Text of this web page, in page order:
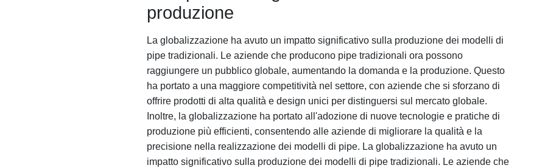
produzione
La globalizzazione ha avuto un impatto significativo sulla produzione dei modelli di
pipe tradizionali. Le aziende che producono pipe tradizionali ora possono
raggiungere un pubblico globale, aumentando la domanda e la produzione. Questo
ha portato a una maggiore competitività nel settore, con aziende che si sforzano di
offrire prodotti di alta qualità e design unici per distinguersi sul mercato globale.
Inoltre, la globalizzazione ha portato all'adozione di nuove tecnologie e pratiche di
produzione più efficienti, consentendo alle aziende di migliorare la qualità e la
precisione nella realizzazione dei modelli di pipe. La globalizzazione ha avuto un
impatto significativo sulla produzione dei modelli di pipe tradizionali. Le aziende che